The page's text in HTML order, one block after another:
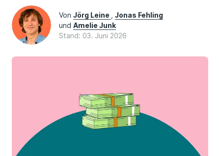
Von Jörg Leine
Jonas Fehling
und Amelie Junk
Stand: 03. Juni 2026